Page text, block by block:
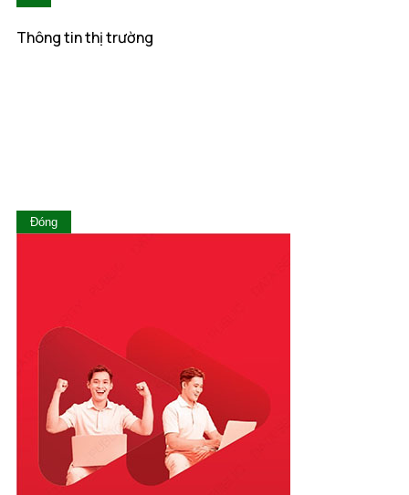
Lai Châu
Quảng Ngãi
Quảng Ninh
Quảng Trị
Sóc Trăng
Sơn La
Tây Ninh
Thái Bình
Thái Nguyên
Thông tin thị trường
Đóng